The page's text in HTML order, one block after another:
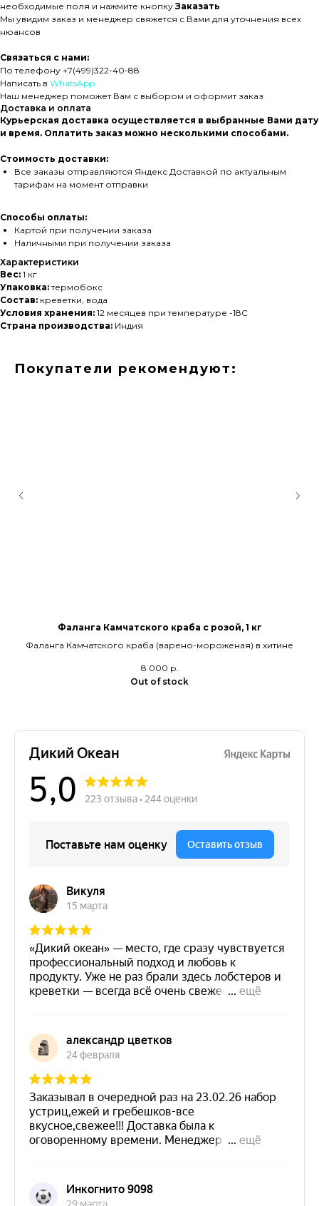
необходимые поля и нажмите кнопку Заказать
Мы увидим заказ и менеджер свяжется с Вами для уточнения всех
нюансов
Связаться с нами:
По телефону +7(499)322-40-88
Написать в WhatsApp
Наш менеджер поможет Вам с выбором и оформит заказ
Доставка и оплата
Курьерская доставка осуществляется в выбранные Вами дату
и время. Оплатить заказ можно несколькими способами.
Стоимость доставки:
Все заказы отправляются Яндекс Доставкой по актуальным
тарифам на момент отправки
Способы оплаты:
Картой при получении заказа
Наличными при получении заказа
Характеристики
Вес: 1 кг
Упаковка:термобокс
Состав: креветки, вода
Условия хранения: 12 месяцев при температуре -18С
Страна производства: Индия
Покупатели рекомендуют:
Фаланга Камчатского краба с розой, 1 кг
Фаланга Камчатского краба (варено-мороженая) в хитине
8 000 р.
Out of stock